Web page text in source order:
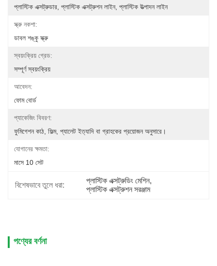
প্লাস্টিক এক্সট্রুডার, প্লাস্টিক এক্সট্রুশন লাইন, প্লাস্টিক উত্পাদন লাইন
স্ক্রু নকশা:
ডাবল শঙ্কু স্ক্রু
স্বয়ংক্রিয় গ্রেড:
সম্পূর্ণ স্বয়ংক্রিয়
আবেদন:
ফোম বোর্ড
প্যাকেজিং বিবরণ:
ফুমিগেশন কাঠ, ফিল্ম, প্যালেট ইত্যাদি বা গ্রাহকের প্রয়োজন অনুসারে।
যোগানের ক্ষমতা:
মাসে 10 সেট
বিশেষভাবে তুলে ধরা:
প্লাস্টিক এক্সট্রুডিং মেশিন,
প্লাস্টিক এক্সট্রুশন সরঞ্জাম
পণ্যের বর্ণনা